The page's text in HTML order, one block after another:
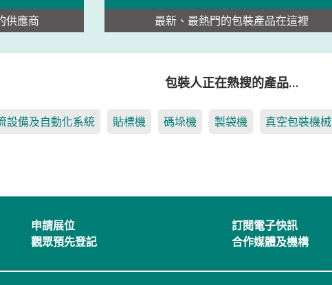
供應商 最新、最熱門的包裝產品在這裡
包裝人正在熱搜的產品…
設備及自動化系統 貼標機 碼垛機 製袋機 真空包裝機械
申請展位
觀眾預先登記
訂閱電子快訊
合作媒體及機構